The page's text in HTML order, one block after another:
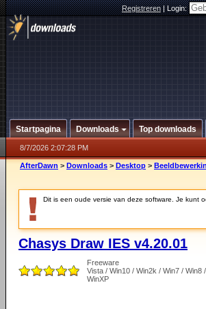
Registreren|Login:
Startpagina Downloads Top downloads
8/7/2026 2:07:28 PM
AfterDawn > Downloads > Desktop >
Dit is een oude versie van deze software. Je kunt
Chasys Draw IES v4.20.01
Freeware
Vista / Win10 / Win2k / Win7 / Win8 /
WinXP